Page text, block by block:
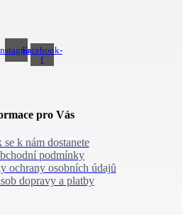
Facebook-
f
pro Vás
se k nám dostanete
podmínky
ochrany osobních údajů
dopravy a platby